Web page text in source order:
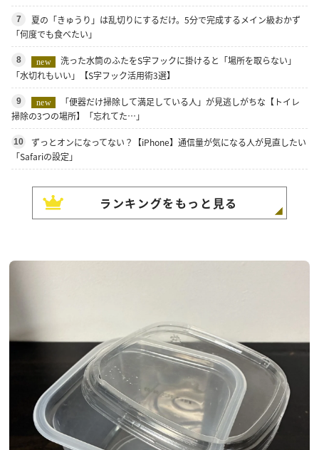
7
夏の「きゅうり」は乱切りにするだけ。5分で完成するメイン級おかず
「何度でも食べたい」
8 new
洗った水筒のふたをS字フックに掛けると「場所を取らない」
「水切れもいい」【S字フック活用術3選】
9 new
「便器だけ掃除して満足している人」が見逃しがちな【トイレ
掃除の3つの場所】「忘れてた…」
10
ずっとオンになってない？【iPhone】通信量が気になる人が見直したい
「Safariの設定」
ランキングをもっと見る